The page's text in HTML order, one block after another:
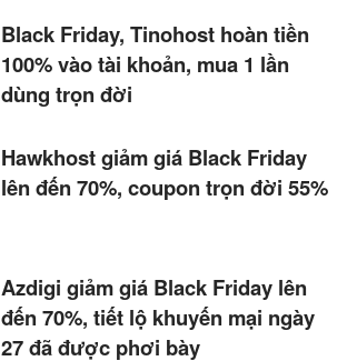
Black Friday, Tinohost hoàn tiền
100% vào tài khoản, mua 1 lần
dùng trọn đời
Hawkhost giảm giá Black Friday
lên đến 70%, coupon trọn đời 55%
Azdigi giảm giá Black Friday lên
đến 70%, tiết lộ khuyến mại ngày
27 đã được phơi bày